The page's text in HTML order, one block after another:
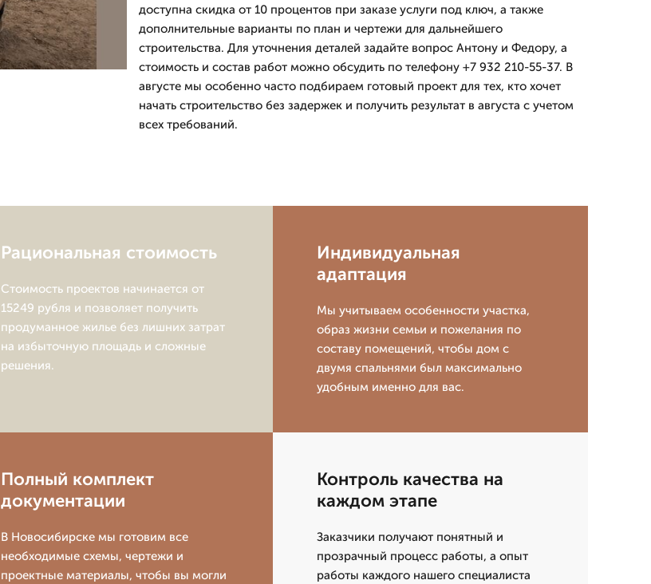
доступна скидка от 10 процентов при заказе услуги под ключ, а также
дополнительные варианты по план и чертежи для дальнейшего
строительства. Для уточнения деталей задайте вопрос Антону и Федору, а
стоимость и состав работ можно обсудить по телефону +7 932 210-55-37. В
августе мы особенно часто подбираем готовый проект для тех, кто хочет
начать строительство без задержек и получить результат в августа с учетом
всех требований.
Рациональная стоимость
Стоимость проектов начинается от
15249 рубля и позволяет получить
продуманное жилье без лишних затрат
на избыточную площадь и сложные
решения.
Индивидуальная
адаптация
Мы учитываем особенности участка,
образ жизни семьи и пожелания по
составу помещений, чтобы дом с
двумя спальнями был максимально
удобным именно для вас.
Полный комплект
документации
В Новосибирске мы готовим все
необходимые схемы, чертежи и
проектные материалы, чтобы вы могли
Контроль качества на
каждом этапе
Заказчики получают понятный и
прозрачный процесс работы, а опыт
работы каждого нашего специалиста